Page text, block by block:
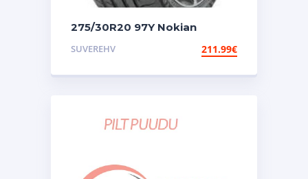
275/30R20 97Y Nokian
SUVEREHV 211.99€